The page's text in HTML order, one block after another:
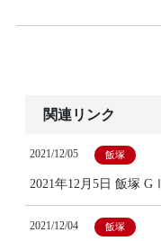
関連リンク
2021/12/05 飯塚
2021年12月5日 飯塚
2021/12/04 飯塚